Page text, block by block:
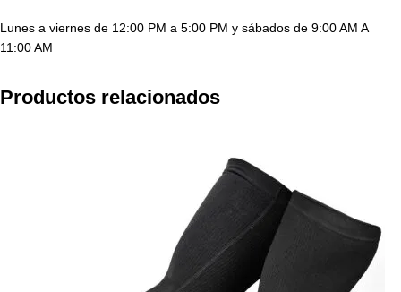
Lunes a viernes de 12:00 PM a 5:00 PM y sábados de 9:00 AM A
11:00 AM
Productos relacionados